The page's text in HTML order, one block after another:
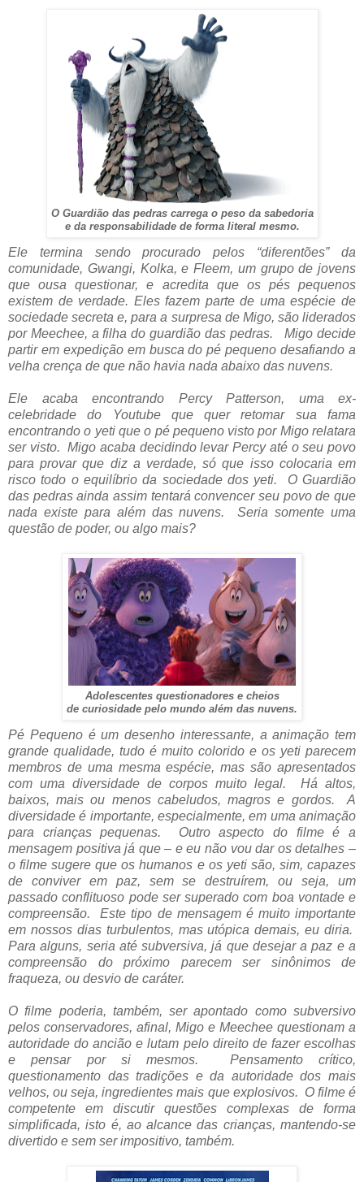
O Guardião das pedras carrega o peso da sabedoria
e da responsabilidade de forma literal mesmo.
Ele termina sendo procurado pelos “diferentões” da
comunidade, Gwangi, Kolka, e Fleem, um grupo de jovens
que ousa questionar, e acredita que os pés pequenos
existem de verdade. Eles fazem parte de uma espécie de
sociedade secreta e, para a surpresa de Migo, são liderados
por Meechee, a filha do guardião das pedras. Migo decide
partir em expedição em busca do pé pequeno desafiando a
velha crença de que não havia nada abaixo das nuvens.
Ele acaba encontrando Percy Patterson, uma ex-
celebridade do Youtube que quer retomar sua fama
encontrando o yeti que o pé pequeno visto por Migo relatara
ser visto. Migo acaba decidindo levar Percy até o seu povo
para provar que diz a verdade, só que isso colocaria em
risco todo o equilíbrio da sociedade dos yeti. O Guardião
das pedras ainda assim tentará convencer seu povo de que
nada existe para além das nuvens. Seria somente uma
questão de poder, ou algo mais?
Adolescentes questionadores e cheios
de curiosidade pelo mundo além das nuvens.
Pé Pequeno é um desenho interessante, a animação tem
grande qualidade, tudo é muito colorido e os yeti parecem
membros de uma mesma espécie, mas são apresentados
com uma diversidade de corpos muito legal. Há altos,
baixos, mais ou menos cabeludos, magros e gordos. A
diversidade é importante, especialmente, em uma animação
para crianças pequenas. Outro aspecto do filme é a
mensagem positiva já que – e eu não vou dar os detalhes –
o filme sugere que os humanos e os yeti são, sim, capazes
de conviver em paz, sem se destruírem, ou seja, um
passado conflituoso pode ser superado com boa vontade e
compreensão. Este tipo de mensagem é muito importante
em nossos dias turbulentos, mas utópica demais, eu diria.
Para alguns, seria até subversiva, já que desejar a paz e a
compreensão do próximo parecem ser sinônimos de
fraqueza, ou desvio de caráter.
O filme poderia, também, ser apontado como subversivo
pelos conservadores, afinal, Migo e Meechee questionam a
autoridade do ancião e lutam pelo direito de fazer escolhas
e pensar por si mesmos. Pensamento crítico,
questionamento das tradições e da autoridade dos mais
velhos, ou seja, ingredientes mais que explosivos. O filme é
competente em discutir questões complexas de forma
simplificada, isto é, ao alcance das crianças, mantendo-se
divertido e sem ser impositivo, também.